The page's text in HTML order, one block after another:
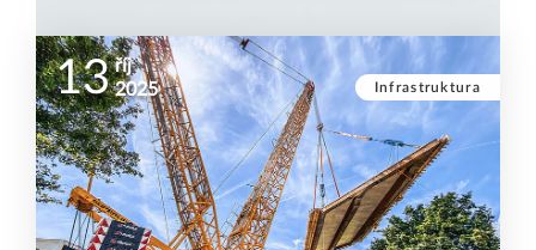
Infrastruktura
13 říj
2025